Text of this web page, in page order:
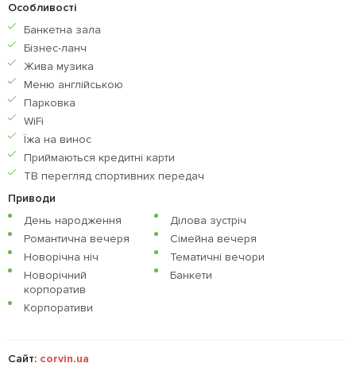
Особливості
Банкетна зала
Бiзнес-ланч
Жива музика
Меню англiйською
Парковка
WiFi
Їжа на винос
Приймаються кредитнi карти
ТВ перегляд спортивних передач
Приводи
День народження
Ділова зустріч
Романтична вечеря
Сімейна вечеря
Новорічна ніч
Тематичні вечори
Новорічний
корпоратив
Банкети
Корпоративи
Сайт: corvin.ua